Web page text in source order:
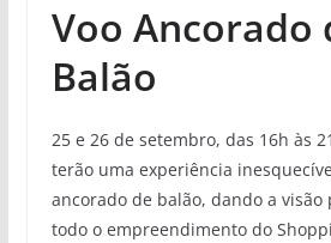
Voo Ancorado
Balão
25 e 26 de setembro, das 16h às
terão uma experiência
ancorado de balão, dando a visão
todo o empreendimento do